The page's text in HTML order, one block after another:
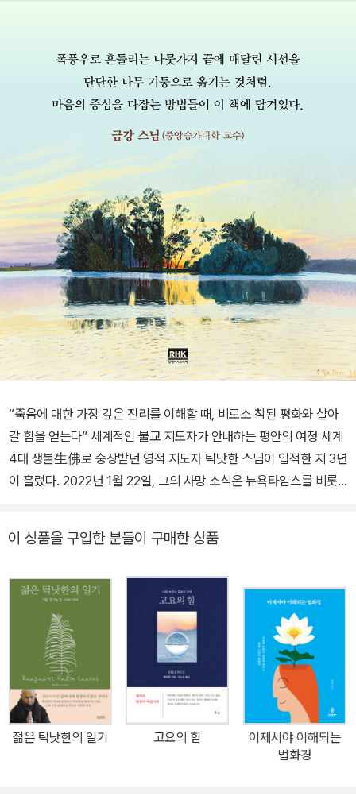
“죽음에 대한 가장 깊은 진리를 이해할 때, 비로소 참된 평화와 살아
갈 힘을 얻는다” 세계적인 불교 지도자가 안내하는 평안의 여정 세계
4대 생불生佛로 숭상받던 영적 지도자 틱낫한 스님이 입적한 지 3년
이 흘렀다. 2022년 1월 22일, 그의 사망 소식은 뉴욕타임스를 비롯
자신이 떠난 후 슬픔에 잠길 전 세계인을 위로하듯, 스님은 타계하기
이별, 갑작스러운 상실을 마주했을 때 많은 이가 어떻게 해야 할지 몰
라 방황하거나, 절망과 비통에 빠져 자기 자신을 돌보지 못하는 경우
가 많다. 이 책은 예기치 못한 상실을 겪은 사람들에게 현재 겪는 감정
의 폭풍우를 잘 극복하고 죽음을 받아들일 수 있도록 호흡부터 명상
까지 구체적인 행동 지침을 제시하며 평안에 이르는 길로 안내한다.
“소중한 존재를 잃고서 어떻게 살아야 할까” 틱낫한 스님의 삶과 죽
음을 꿰뚫는 지혜와 남겨진 이들을 위한 자기 돌봄과 마음챙김 2024
년, 국내 사망자 수가 코로나 팬데믹 시기를 제외하고 역대 최고치를
이 상품을 구입한 분들이 구매한 상품
젊은 틱낫한의 일기 고요의 힘
이제서야 이해되는
법화경